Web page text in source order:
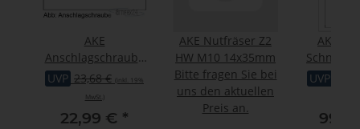
AKE
Anschlagschraube
M6 x 10
UVP 23,68 €
(inkl. 19%
MwSt.)
22,99 € *
AKE Nutfräser Z2
HW M10 14x35mm
Bitte fragen Sie bei
uns den aktuellen
Preis an.
AKE
m
UVP